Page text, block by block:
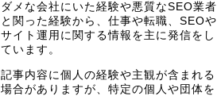
ダメな会社にいた経験や悪質なSEO業者
と関った経験から、仕事や転職、SEOや
サイト運用に関する情報を主に発信をし
ています。
記事内容に個人の経験や主観が含まれる
場合がありますが、特定の個人や団体を